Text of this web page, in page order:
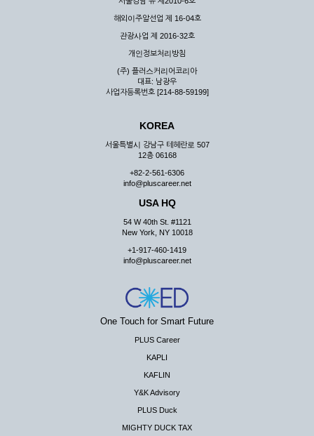
해외이주알선업 제 16-04호
관광사업 제 2016-32호
개인정보처리방침
(주) 플러스커리어코리아
대표: 남광우
사업자등록번호 [214-88-59199]
KOREA
서울특별시 강남구 테헤란로 507
12층 06168
+82-2-561-6306
info@pluscareer.net
USA HQ
54 W 40th St. #1121
New York, NY 10018
+1-917-460-1419
info@pluscareer.net
One Touch for Smart Future
PLUS Career
KAPLI
KAFLIN
Y&K Advisory
PLUS Duck
MIGHTY DUCK TAX